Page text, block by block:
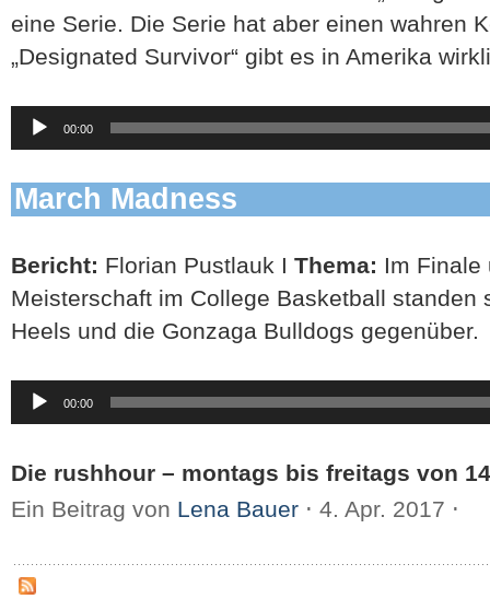
eine Serie. Die Serie hat aber einen wahren
„Designated Survivor“ gibt es in Amerika
Audio-
Player
00:00
March Madness
Bericht: Florian Pustlauk I Thema: Im Finale
Meisterschaft im College Basketball standen
Heels und die Gonzaga Bulldogs gegenüber.
Audio-
Player
00:00
Die rushhour – montags bis freitags von
Ein Beitrag von Lena Bauer ⋅ 4. Apr. 2017 ⋅